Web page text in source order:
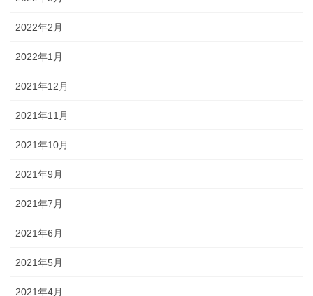
2022年2月
2022年1月
2021年12月
2021年11月
2021年10月
2021年9月
2021年7月
2021年6月
2021年5月
2021年4月